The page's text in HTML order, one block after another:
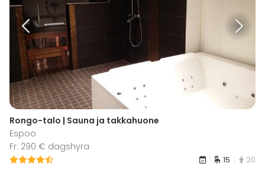
Rongo-talo | Sauna ja takkahuone
Espoo
Fr. 290 € dagshyra
15 20